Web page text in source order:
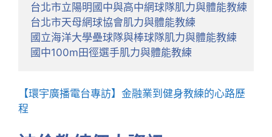
台北市立陽明國中與高中網球隊肌力與體能教練
台北市天母網球協會肌力與體能教練
國立海洋大學壘球隊與棒球隊肌力與體能教練
國中100m田徑選手肌力與體能教練
【環宇廣播電台專訪】金融業到健身教練的心路歷
程